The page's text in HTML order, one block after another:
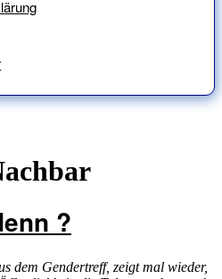
?
dem Gendertreff, zeigt mal wieder,